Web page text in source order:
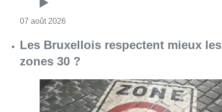
07 août 2026
Les Bruxellois respectent mieux les
zones 30 ?